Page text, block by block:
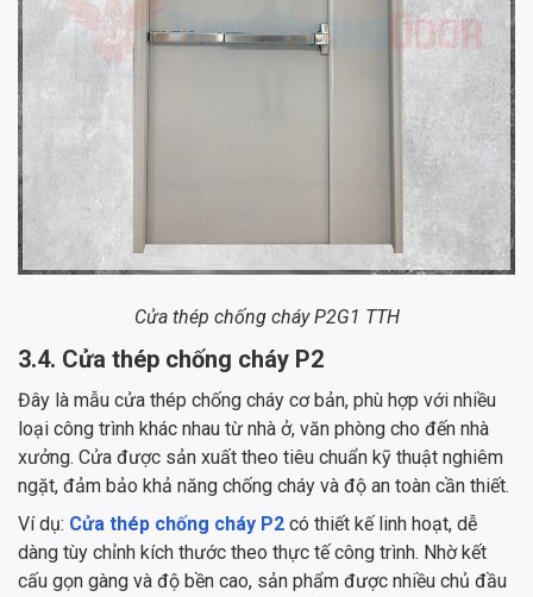
Cửa thép chống cháy P2G1 TTH
3.4. Cửa thép chống cháy P2
Đây là mẫu cửa thép chống cháy cơ bản, phù hợp với nhiều
loại công trình khác nhau từ nhà ở, văn phòng cho đến nhà
xưởng. Cửa được sản xuất theo tiêu chuẩn kỹ thuật nghiêm
ngặt, đảm bảo khả năng chống cháy và độ an toàn cần thiết.
Ví dụ: Cửa thép chống cháy P2 có thiết kế linh hoạt, dễ
dàng tùy chỉnh kích thước theo thực tế công trình. Nhờ kết
cấu gọn gàng và độ bền cao, sản phẩm được nhiều chủ đầu